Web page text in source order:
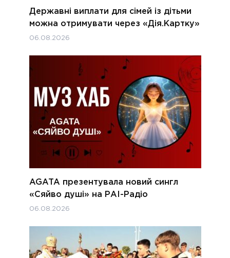
Державні виплати для сімей із дітьми
можна отримувати через «Дія.Картку»
06.08.2026
AGATA презентувала новий сингл
«Сяйво душі» на РАІ-Радіо
06.08.2026